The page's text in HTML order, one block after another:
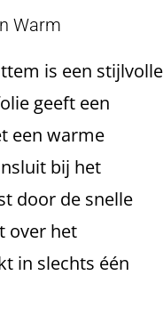
Warm
is een stijlvolle
geeft een
een warme
bij het
door de snelle
over het
in slechts één